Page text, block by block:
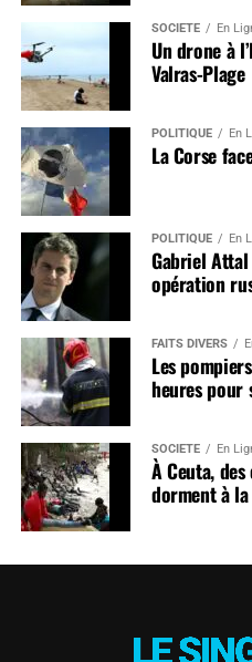
SOCIÉTÉ En
Un drone à
Valras-Plage
POLITIQUE En
La Corse
POLITIQUE En
Gabriel Attal
opération
FAITS DIVERS
Les
heures pour
SOCIÉTÉ En
À Ceuta,
dorment à